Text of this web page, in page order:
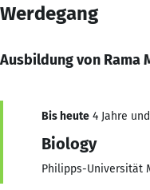
Werdegang
Ausbildung von Rama
Bis heute 4 Jahre
Biology
Philipps-Universität